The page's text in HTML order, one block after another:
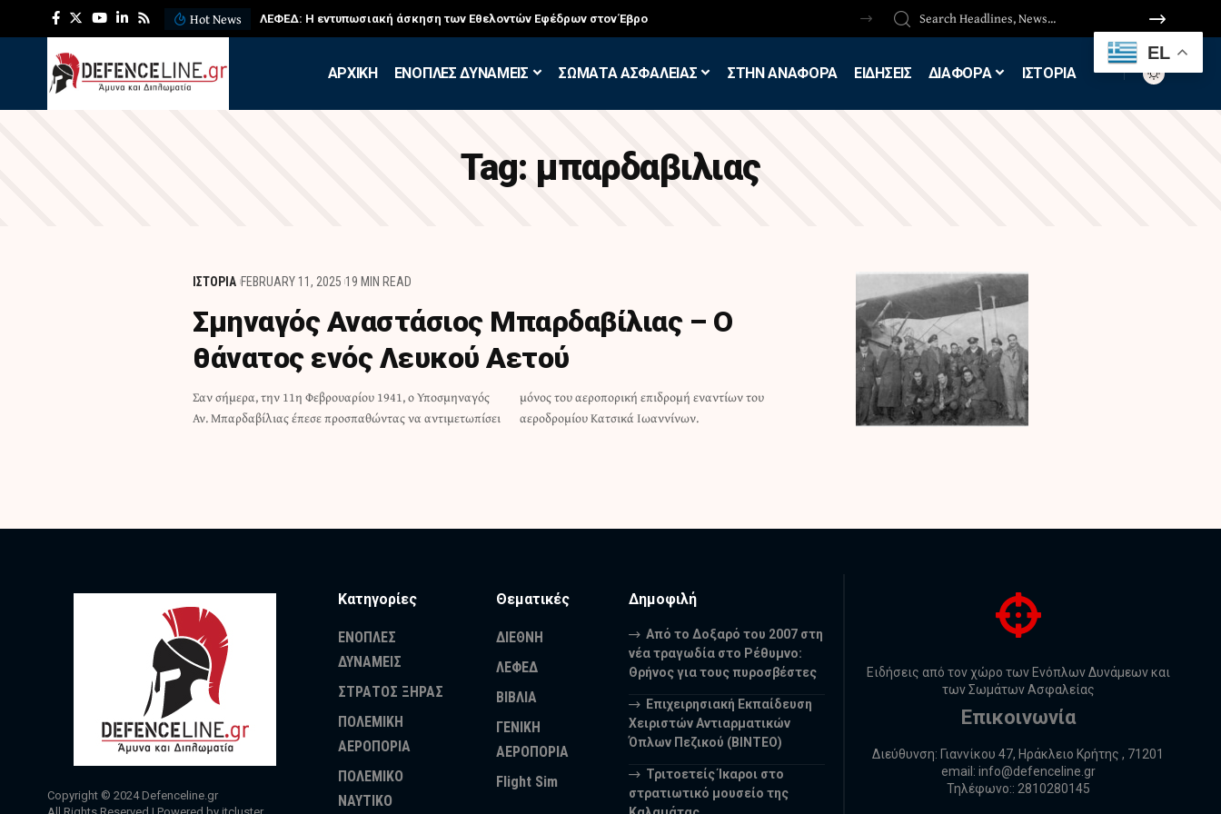
Hot News ΛΕΦΕΔ: Η εντυπωσιακή άσκηση των Εθελοντών Εφέδρων στον Έβρο
APXIKH ΕΝΟΠΛΕΣ ΔΥΝΑΜΕΙΣ ΣΩΜΑΤΑ ΑΣΦΑΛΕΙΑΣ ΣΤΗΝ ΑΝΑΦΟΡΑ ΕΙΔΗΣΕΙΣ ΔΙΑΦΟΡΑ ΙΣΤΟΡΙΑ
Tag: μπαρδαβιλιας
ΙΣΤΟΡΙΑ FEBRUARY 11, 2025 19 MIN READ
Σμηναγός Αναστάσιος Μπαρδαβίλιας – Ο
θάνατος ενός Λευκού Αετού
Σαν σήμερα, την 11η Φεβρουαρίου 1941, ο Υποσμηναγός
Αν. Μπαρδαβίλιας έπεσε προσπαθώντας να αντιμετωπίσει
μόνος του αεροπορική επιδρομή εναντίων του
αεροδρομίου Κατσικά Ιωαννίνων.
Copyright © 2024 Defenceline.gr
Κατηγορίες
ΕΝΟΠΛΕΣ
ΔΥΝΑΜΕΙΣ
ΣΤΡΑΤΟΣ ΞΗΡΑΣ
ΠΟΛΕΜΙΚΗ
ΑΕΡΟΠΟΡΙΑ
ΠΟΛΕΜΙΚΟ
ΝΑΥΤΙΚΟ
Θεματικές
ΔΙΕΘΝΗ
ΛΕΦΕΔ
ΒΙΒΛΙΑ
ΓΕΝΙΚΗ
ΑΕΡΟΠΟΡΙΑ
Flight Sim
Δημοφιλή
Από το Δοξαρό του 2007 στη
νέα τραγωδία στο Ρέθυμνο:
Θρήνος για τους πυροσβέστες
Επιχειρησιακή Εκπαίδευση
Χειριστών Αντιαρματικών
Όπλων Πεζικού (ΒΙΝΤΕΟ)
Τριτοετείς Ίκαροι στο
στρατιωτικό μουσείο της
Ειδήσεις από τον χώρο των Ενόπλων Δυνάμεων και
των Σωμάτων Ασφαλείας
Επικοινωνία
Διεύθυνση: Γιαννίκου 47, Ηράκλειο Κρήτης , 71201
email: info@defenceline.gr
Τηλέφωνο:: 2810280145
EL